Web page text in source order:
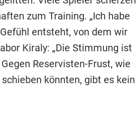
zum Training. „Ich habe
entsteht, von dem wir
Kiraly: „Die Stimmung ist
Reservisten-Frust, wie
schieben könnten, gibt es kein